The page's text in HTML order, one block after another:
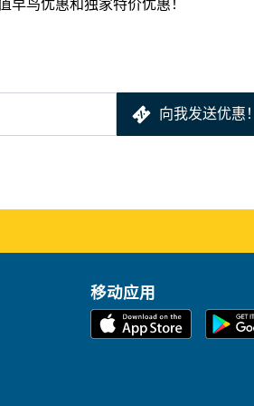
早鸟优惠和独家特价优惠！
向我发送优惠！
移动应用